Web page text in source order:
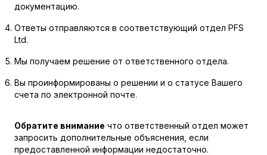
документацию.
Ответы отправляются в соответствующий отдел PFS
Ltd.
Мы получаем решение от ответственного отдела.
Вы проинформированы о решении и о статусе Вашего
счета по электронной почте.
Обратите внимание что ответственный отдел может
запросить дополнительные объяснения, если
предоставленной информации недостаточно.